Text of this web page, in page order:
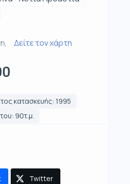
Δείτε τον χάρτη
κατασκευής: 1995
90τ.μ.
Twitter